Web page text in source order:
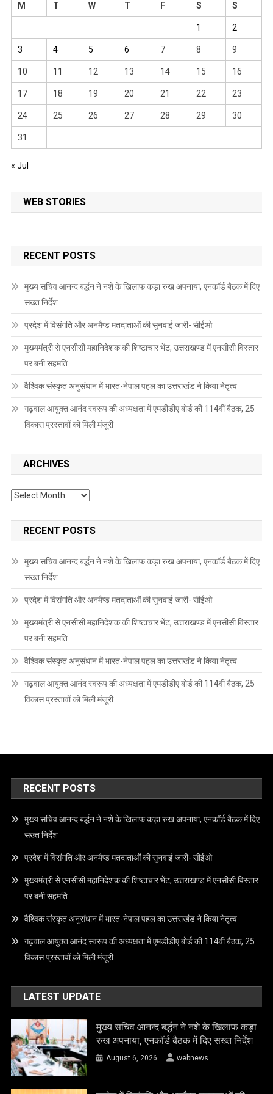
M
T W T F S S
1 2
3 4 5 6 7 8 9
10 11 12 13 14 15 16
17 18 19 20 21 22 23
24 25 26 27 28 29 30
31
« Jul
WEB STORIES
RECENT POSTS
मुख्य सचिव आनन्द बर्द्धन ने नशे के खिलाफ कड़ा रुख अपनाया, एनकॉर्ड बैठक में दिए
सख्त निर्देश
प्रदेश में विसंगति और अनमैप्ड मतदाताओं की सुनवाई जारी- सीईओ
मुख्यमंत्री से एनसीसी महानिदेशक की शिष्टाचार भेंट, उत्तराखण्ड में एनसीसी विस्तार
पर बनी सहमति
वैश्विक संस्कृत अनुसंधान में भारत-नेपाल पहल का उत्तराखंड ने किया नेतृत्व
गढ़वाल आयुक्त आनंद स्वरूप की अध्यक्षता में एमडीडीए बोर्ड की 114वीं बैठक, 25
विकास प्रस्तावों को मिली मंजूरी
ARCHIVES
Archives
RECENT POSTS
मुख्य सचिव आनन्द बर्द्धन ने नशे के खिलाफ कड़ा रुख अपनाया, एनकॉर्ड बैठक में दिए
सख्त निर्देश
प्रदेश में विसंगति और अनमैप्ड मतदाताओं की सुनवाई जारी- सीईओ
मुख्यमंत्री से एनसीसी महानिदेशक की शिष्टाचार भेंट, उत्तराखण्ड में एनसीसी विस्तार
पर बनी सहमति
वैश्विक संस्कृत अनुसंधान में भारत-नेपाल पहल का उत्तराखंड ने किया नेतृत्व
गढ़वाल आयुक्त आनंद स्वरूप की अध्यक्षता में एमडीडीए बोर्ड की 114वीं बैठक, 25
विकास प्रस्तावों को मिली मंजूरी
RECENT POSTS
मुख्य सचिव आनन्द बर्द्धन ने नशे के खिलाफ कड़ा रुख अपनाया, एनकॉर्ड बैठक में दिए
सख्त निर्देश
प्रदेश में विसंगति और अनमैप्ड मतदाताओं की सुनवाई जारी- सीईओ
मुख्यमंत्री से एनसीसी महानिदेशक की शिष्टाचार भेंट, उत्तराखण्ड में एनसीसी विस्तार
पर बनी सहमति
वैश्विक संस्कृत अनुसंधान में भारत-नेपाल पहल का उत्तराखंड ने किया नेतृत्व
गढ़वाल आयुक्त आनंद स्वरूप की अध्यक्षता में एमडीडीए बोर्ड की 114वीं बैठक, 25
विकास प्रस्तावों को मिली मंजूरी
LATEST UPDATE
मुख्य सचिव आनन्द बर्द्धन ने नशे के खिलाफ कड़ा
रुख अपनाया, एनकॉर्ड बैठक में दिए सख्त निर्देश
August 6, 2026 webnews